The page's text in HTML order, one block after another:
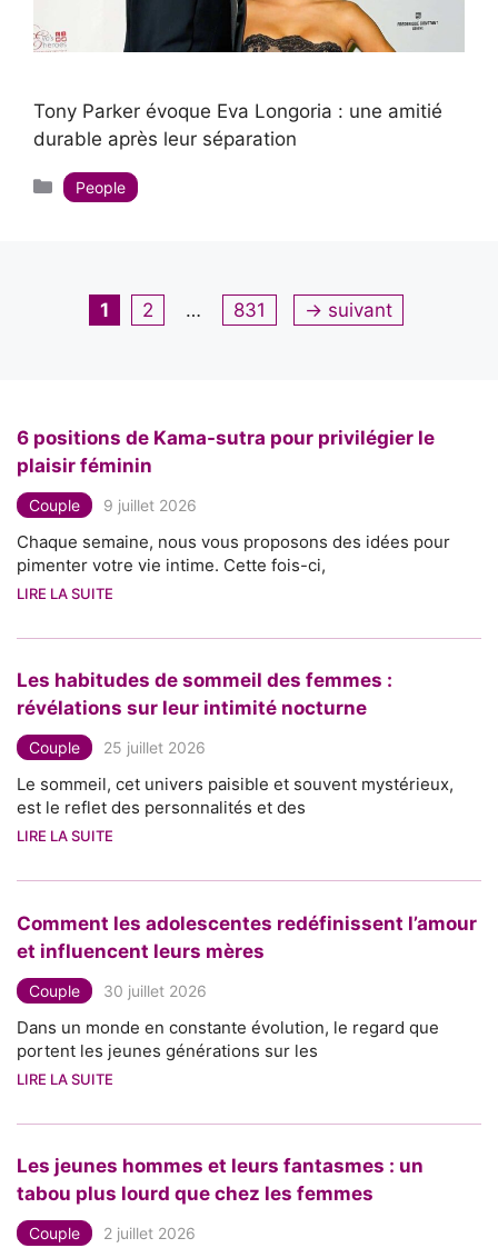
Tony Parker évoque Eva Longoria : une amitié
durable après leur séparation
Catégories
People
Page
1 Page
2 … Page
831 → suivant
6 positions de Kama-sutra pour privilégier le
plaisir féminin
Couple 9 juillet 2026
Chaque semaine, nous vous proposons des idées pour
pimenter votre vie intime. Cette fois-ci,
LIRE LA SUITE
Les habitudes de sommeil des femmes :
révélations sur leur intimité nocturne
Couple 25 juillet 2026
Le sommeil, cet univers paisible et souvent mystérieux,
est le reflet des personnalités et des
LIRE LA SUITE
Comment les adolescentes redéfinissent l’amour
et influencent leurs mères
Couple 30 juillet 2026
Dans un monde en constante évolution, le regard que
portent les jeunes générations sur les
LIRE LA SUITE
Les jeunes hommes et leurs fantasmes : un
tabou plus lourd que chez les femmes
Couple 2 juillet 2026